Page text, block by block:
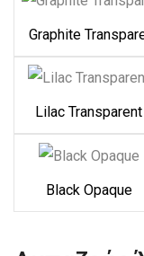
Graphite
Lilac Transparent
Black Opaque